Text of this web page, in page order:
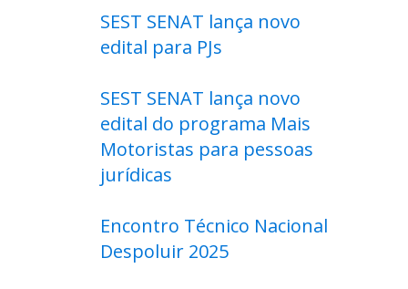
SEST SENAT lança novo
edital para PJs
SEST SENAT lança novo
edital do programa Mais
Motoristas para pessoas
jurídicas
Encontro Técnico Nacional
Despoluir 2025